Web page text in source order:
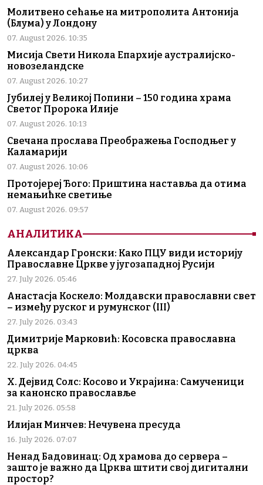
Молитвено сећање на митрополита Антонија
(Блума) у Лондону
07. August 2026. 10:35
Мисија Свети Никола Епархије аустралијско-
новозеландске
07. August 2026. 10:27
Јубилеј у Великој Попини – 150 година храма
Светог Пророка Илије
07. August 2026. 10:13
Свечана прослава Преображења Господњег у
Каламарији
07. August 2026. 10:06
Протојереј Ђого: Приштина наставља да отима
немањићке светиње
07. August 2026. 09:57
АНАЛИТИКА
Александар Гронски: Како ПЦУ види историју
Православне Цркве у југозападној Русији
27. July 2026. 05:46
Анастасја Коскело: Молдавски православни свет
– између руског и румунског (III)
27. July 2026. 03:43
Димитрије Марковић: Косовска православна
црква
22. July 2026. 04:45
Х. Дејвид Солс: Косово и Украјина: Самученици
за канонско православље
21. July 2026. 05:58
Илијан Минчев: Нечувена пресуда
16. July 2026. 07:07
Ненад Бадовинац: Од храмова до сервера –
зашто је важно да Црква штити свој дигитални
простор?